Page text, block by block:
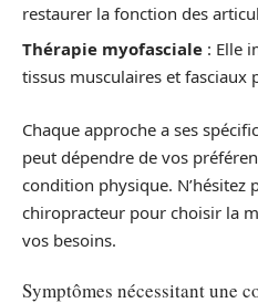
restaurer la fonction des
Thérapie myofasciale : Elle
tissus musculaires et fasciaux
Chaque approche a ses
peut dépendre de vos
condition physique. N’hésitez
chiropracteur pour choisir la
vos besoins.
Symptômes nécessitant une